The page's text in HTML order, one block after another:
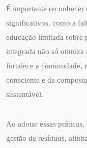
É importante
significativos, como a
educação limitada sobre
integrada não só otimiza
fortalece a comunidade,
consciente e da
sustentável.
Ao adotar essas
gestão de resíduos,